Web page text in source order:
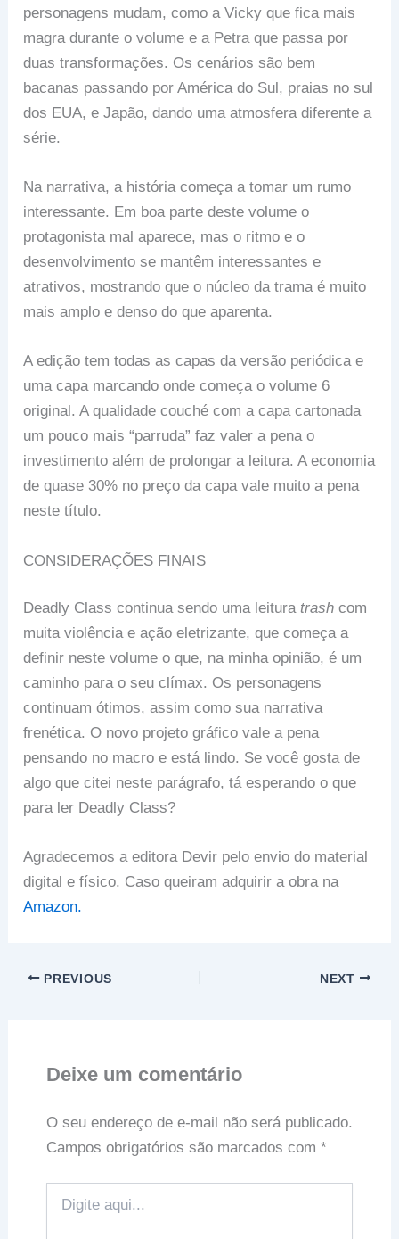
personagens mudam, como a Vicky que fica mais
magra durante o volume e a Petra que passa por
duas transformações. Os cenários são bem
bacanas passando por América do Sul, praias no sul
dos EUA, e Japão, dando uma atmosfera diferente a
série.
Na narrativa, a história começa a tomar um rumo
interessante. Em boa parte deste volume o
protagonista mal aparece, mas o ritmo e o
desenvolvimento se mantêm interessantes e
atrativos, mostrando que o núcleo da trama é muito
mais amplo e denso do que aparenta.
A edição tem todas as capas da versão periódica e
uma capa marcando onde começa o volume 6
original. A qualidade couché com a capa cartonada
um pouco mais “parruda” faz valer a pena o
investimento além de prolongar a leitura. A economia
de quase 30% no preço da capa vale muito a pena
neste título.
CONSIDERAÇÕES FINAIS
Deadly Class continua sendo uma leituratrash com
muita violência e ação eletrizante, que começa a
definir neste volume o que, na minha opinião, é um
caminho para o seu clímax. Os personagens
continuam ótimos, assim como sua narrativa
frenética. O novo projeto gráfico vale a pena
pensando no macro e está lindo. Se você gosta de
algo que citei neste parágrafo, tá esperando o que
para ler Deadly Class?
Agradecemos a editora Devir pelo envio do material
digital e físico. Caso queiram adquirir a obra na
Amazon.
PREVIOUS NEXT
Deixe um comentário
O seu endereço de e-mail não será publicado.
Campos obrigatórios são marcados com *
aqui...